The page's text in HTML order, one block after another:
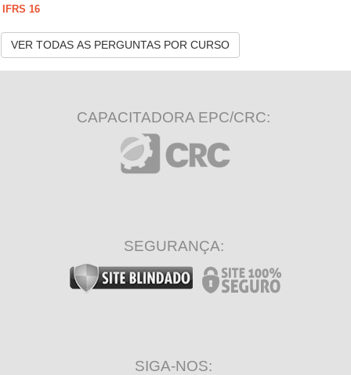
IFRS 16
VER TODAS AS PERGUNTAS POR CURSO
CAPACITADORA EPC/CRC:
SEGURANÇA:
SIGA-NOS: